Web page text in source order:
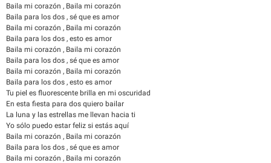
Baila mi corazón , Baila mi corazón
Baila para los dos , sé que es amor
Baila mi corazón , Baila mi corazón
Baila para los dos , esto es amor
Baila mi corazón , Baila mi corazón
Baila para los dos , sé que es amor
Baila mi corazón , Baila mi corazón
Baila para los dos , esto es amor
Tu piel es fluorescente brilla en mi oscuridad
En esta fiesta para dos quiero bailar
La luna y las estrellas me llevan hacia ti
Yo sólo puedo estar feliz si estás aquí
Baila mi corazón , Baila mi corazón
Baila para los dos , sé que es amor
Baila mi corazón , Baila mi corazón